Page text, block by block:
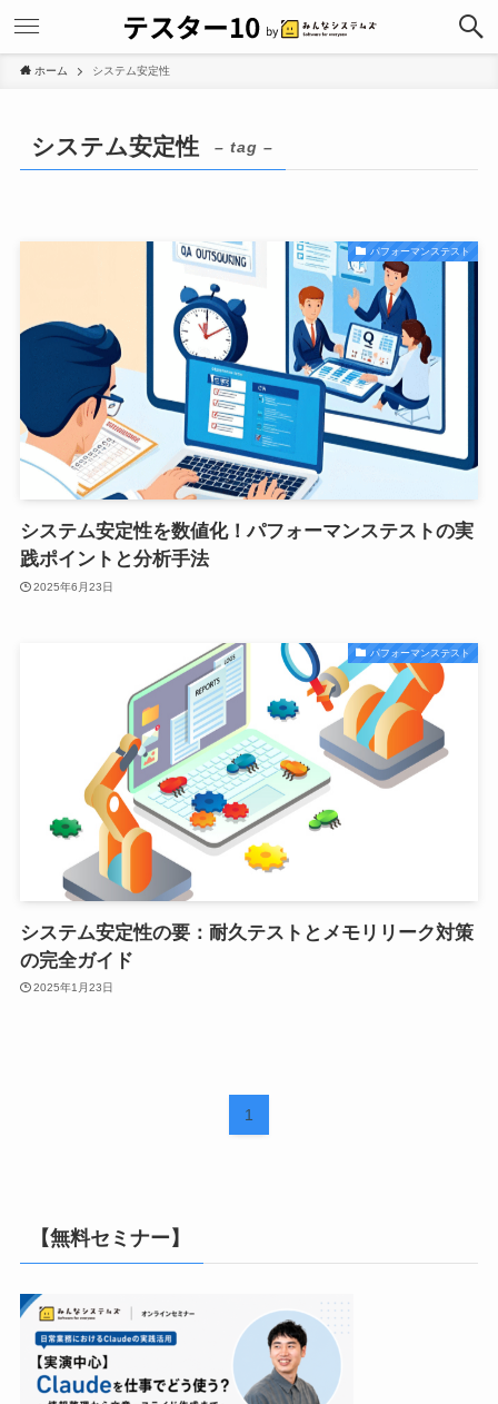
ホーム システム安定性
システム安定性 – tag –
パフォーマンステスト
システム安定性を数値化！パフォーマンステストの実
践ポイントと分析手法
2025年6月23日
パフォーマンステスト
システム安定性の要：耐久テストとメモリリーク対策
の完全ガイド
2025年1月23日
1
【無料セミナー】